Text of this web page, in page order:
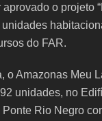
o projeto
do FAR.
o Amazonas Meu
unidades, no
Rio Negro